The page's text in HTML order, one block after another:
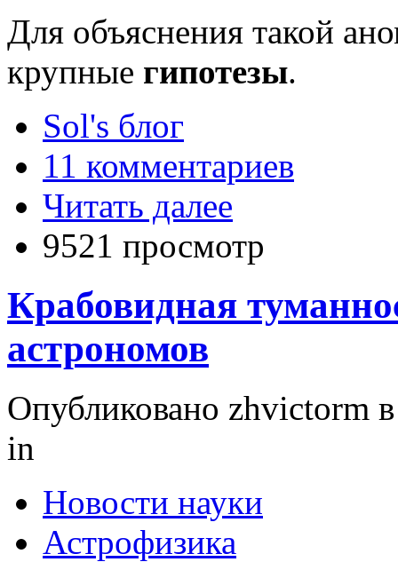
Для объяснения такой
крупные гипотезы.
Sol's блог
11 комментариев
Читать далее
9521 просмотр
Крабовидная
астрономов
Опубликовано zhvictorm
in
Новости науки
Астрофизика